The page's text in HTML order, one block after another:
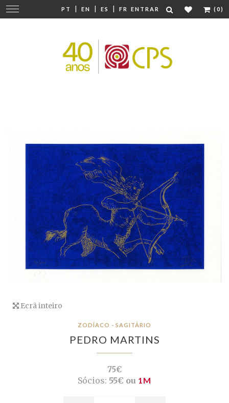
PT | EN | ES | FR ENTRAR (0)
Mudar
navegação
Ecrã inteiro
ZODÍACO - SAGITÁRIO
PEDRO MARTINS
75€
Sócios: 55€ ou 1M